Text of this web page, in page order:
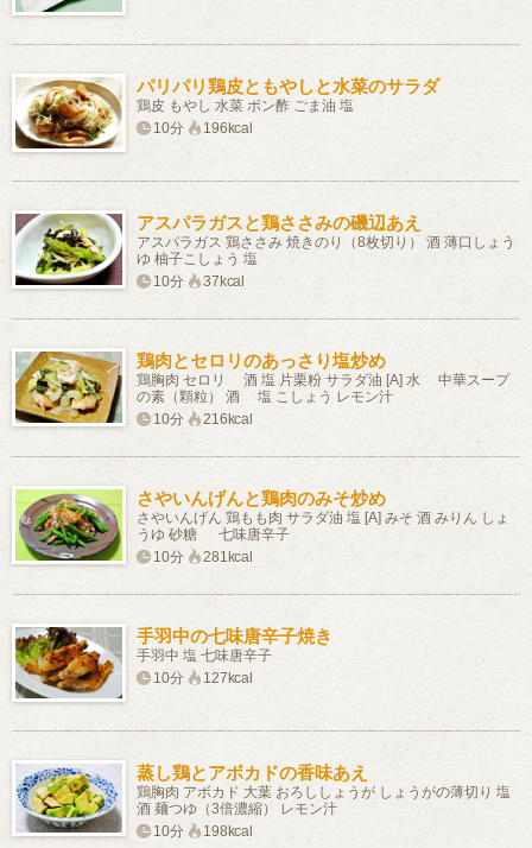
パリパリ鶏皮ともやしと水菜のサラダ
鶏皮 もやし 水菜 ポン酢 ごま油 塩
10分
196kcal
アスパラガスと鶏ささみの磯辺あえ
アスパラガス 鶏ささみ 焼きのり（8枚切り） 酒 薄口しょう
ゆ 柚子こしょう 塩
10分
37kcal
鶏肉とセロリのあっさり塩炒め
鶏胸肉 セロリ 酒 塩 片栗粉 サラダ油 [A] 水 中華スープ
の素（顆粒） 酒 塩 こしょう レモン汁
10分
216kcal
さやいんげんと鶏肉のみそ炒め
さやいんげん 鶏もも肉 サラダ油 塩 [A] みそ 酒 みりん しょ
うゆ 砂糖 七味唐辛子
10分
281kcal
手羽中の七味唐辛子焼き
手羽中 塩 七味唐辛子
10分
127kcal
蒸し鶏とアボカドの香味あえ
鶏胸肉 アボカド 大葉 おろししょうが しょうがの薄切り 塩
酒 麺つゆ（3倍濃縮） レモン汁
10分
198kcal